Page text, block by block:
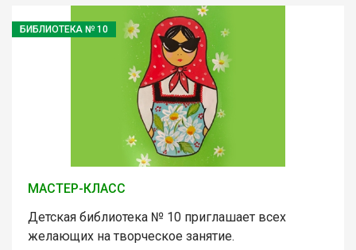
БИБЛИОТЕКА № 10
МАСТЕР-КЛАСС
Детская библиотека № 10 приглашает всех
желающих на творческое занятие.